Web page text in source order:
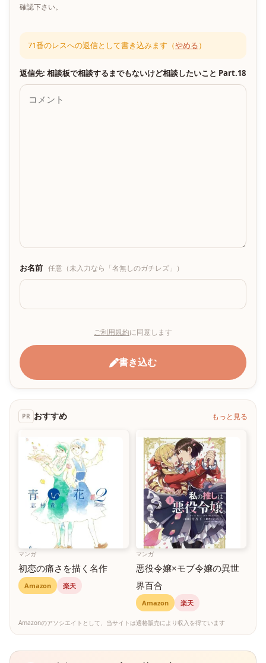
確認下さい。
71番のレスへの返信として書き込みます（やめる）
返信先: 相談板で相談するまでもないけど相談したいこと Part.18
お名前 任意（未入力なら「名無しのガチレズ」）
ご利用規約に同意します
書き込む
PR おすすめ もっと見る
マンガ
初恋の痛さを描く名作
Amazon 楽天
マンガ
悪役令嬢×モブ令嬢の異世
界百合
Amazon 楽天
Amazonのアソシエイトとして、当サイトは適格販売により収入を得ています